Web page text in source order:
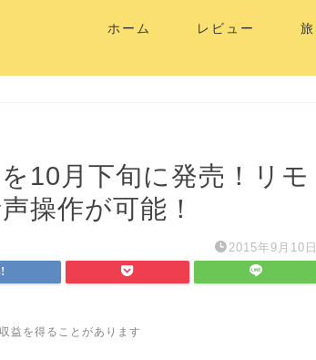
ホーム レビュー 旅
10月下旬に発売！リモ
操作が可能！
2015年9月10日
益を得ることがあります